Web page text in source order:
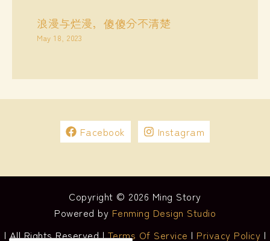
浪漫与烂漫，傻傻分不清楚
May 18, 2023
Facebook Instagram
Copyright © 2026 Ming Story
Powered by Fenming Design Studio
| All Rights Reserved |Terms Of Service | Privacy Policy |